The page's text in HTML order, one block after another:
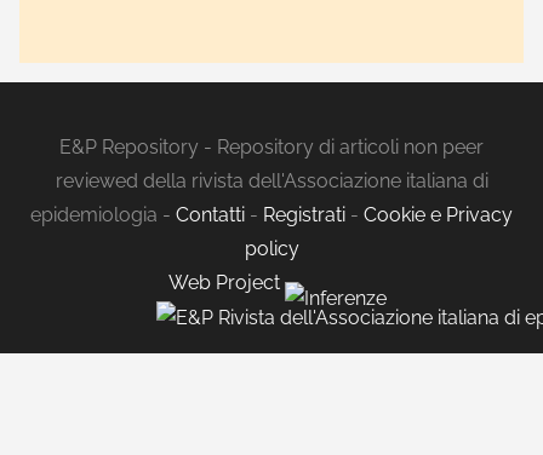
E&P Repository - Repository di articoli non peer
reviewed della rivista dell'Associazione italiana di
epidemiologia - Contatti - Registrati - Cookie e Privacy
policy
Web Project